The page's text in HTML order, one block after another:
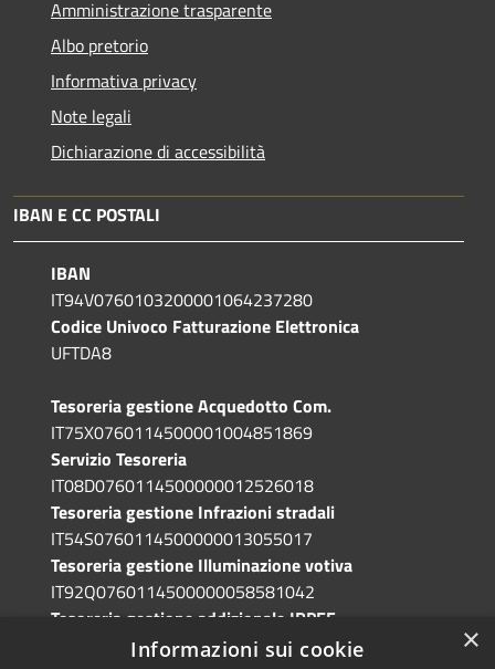
Amministrazione trasparente
Albo pretorio
Informativa privacy
Note legali
Dichiarazione di accessibilità
IBAN E CC POSTALI
IBAN
IT94V0760103200001064237280
Codice Univoco Fatturazione Elettronica
UFTDA8
Tesoreria gestione Acquedotto Com.
IT75X0760114500001004851869
Servizio Tesoreria
IT08D0760114500000012526018
Tesoreria gestione Infrazioni stradali
IT54S0760114500000013055017
Tesoreria gestione Illuminazione votiva
IT92Q0760114500000058581042
Tesoreria gestione addizionale IRPEF
IT71A0760114500000086341765
×
Informazioni sui cookie